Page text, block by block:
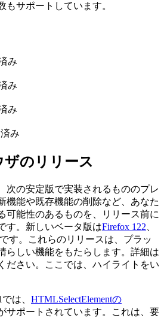
もサポートしています。
み
み
み
み
のリリース
次の安定版で実装されるもののプレ
機能や既存機能の削除など、あなた
可能性のあるものを、リリース前に
す。新しいベータ版はFirefox 122
です。これらのリリースは、プラッ
らしい機能をもたらします。詳細は
ださい。ここでは、ハイライトをい
は、 HTMLSelectElementの
サポートされています。これは、要